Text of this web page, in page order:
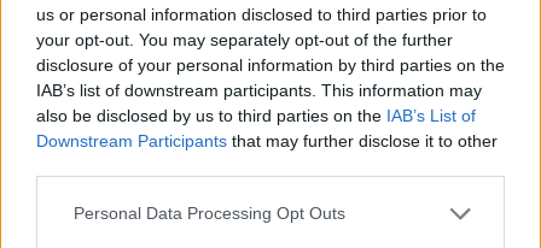
us or personal information disclosed to third parties prior to
your opt-out. You may separately opt-out of the further
disclosure of your personal information by third parties on the
IAB’s list of downstream participants. This information may
also be disclosed by us to third parties on the IAB’s List of
Downstream Participants that may further disclose it to other
Personal Data Processing Opt Outs
PLUS
Motorbåtdefilering i Risør